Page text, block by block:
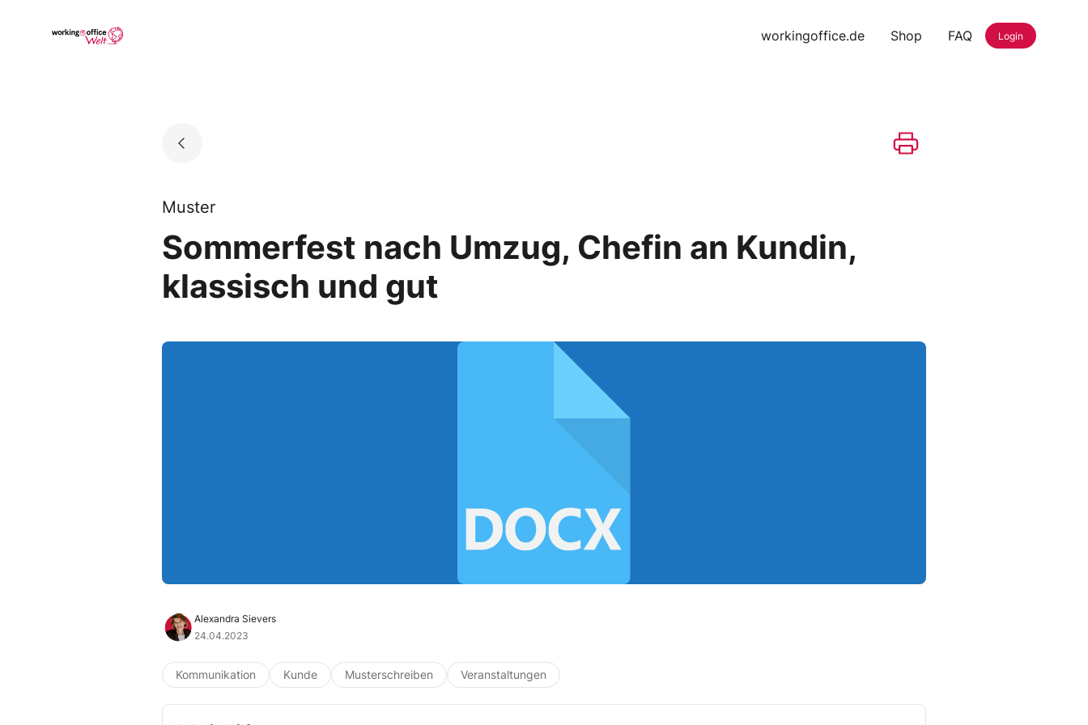
Go to landing page. workingoffice.de Shop FAQ Login
Muster
Sommerfest nach Umzug, Chefin an Kundin,
klassisch und gut
Alexandra Sievers
24.04.2023
Kommunikation Kunde Musterschreiben Veranstaltungen